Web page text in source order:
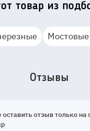
товар из
Мостовые
Отзывы
отзыв только на